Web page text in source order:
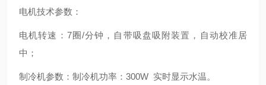
电机技术参数：
电机转速：7圈/分钟，自带吸盘吸附装置，自动校准居
中；
制冷机参数： 制冷机功率：300W 实时显示水温。